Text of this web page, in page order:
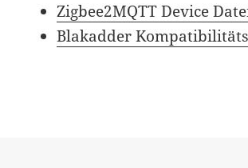
Zigbee2MQTT Device
Blakadder